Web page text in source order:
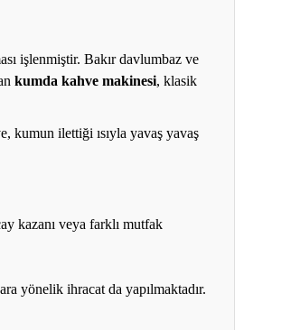
işlenmiştir. Bakır davlumbaz ve
kumda kahve makinesi, klasik
kumun ilettiği ısıyla yavaş yavaş
kazanı veya farklı mutfak
yönelik ihracat da yapılmaktadır.